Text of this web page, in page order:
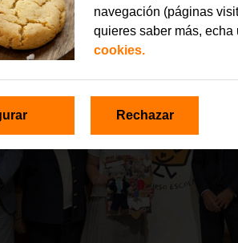
navegación (páginas
quieres saber más, echa
cookies.
Rechazar